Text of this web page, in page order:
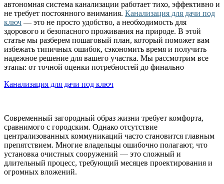
автономная система канализации работает тихо, эффективно и
не требует постоянного внимания. Канализация для дачи под
ключ — это не просто удобство, а необходимость для
здорового и безопасного проживания на природе. В этой
статье мы разберем пошаговый план, который поможет вам
избежать типичных ошибок, сэкономить время и получить
надежное решение для вашего участка. Мы рассмотрим все
этапы: от точной оценки потребностей до финально
Канализация для дачи под ключ
Современный загородный образ жизни требует комфорта,
сравнимого с городским. Однако отсутствие
централизованных коммуникаций часто становится главным
препятствием. Многие владельцы ошибочно полагают, что
установка очистных сооружений — это сложный и
длительный процесс, требующий месяцев проектирования и
огромных вложений.